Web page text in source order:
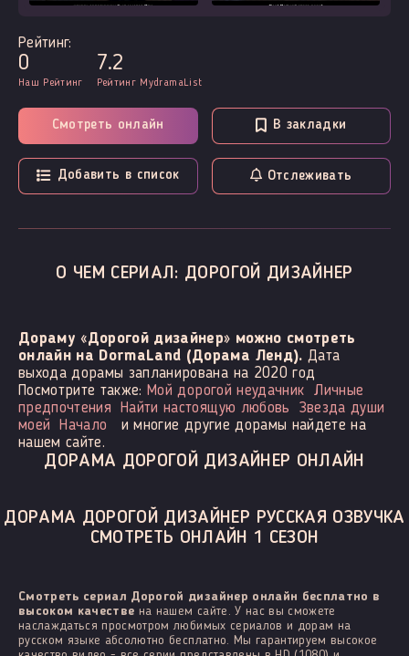
Рейтинг:
0
Наш Рейтинг
7.2
Рейтинг MydramaList
Смотреть онлайн В закладки
Добавить в список Отслеживать
О ЧЕМ СЕРИАЛ: ДОРОГОЙ ДИЗАЙНЕР
Дораму «Дорогой дизайнер» можно смотреть
онлайн на DormaLand (Дорама Ленд). Дата
выхода дорамы запланирована на 2020 год
Посмотрите также: Мой дорогой неудачник
Личные
предпочтения
Найти настоящую любовь
Звезда души
моей
Начало
и многие другие дорамы найдете на
нашем сайте.
ДОРАМА ДОРОГОЙ ДИЗАЙНЕР ОНЛАЙН
ДОРАМА ДОРОГОЙ ДИЗАЙНЕР РУССКАЯ ОЗВУЧКА
СМОТРЕТЬ ОНЛАЙН 1 СЕЗОН
Смотреть сериал Дорогой дизайнер онлайн бесплатно в
высоком качестве на нашем сайте. У нас вы сможете
наслаждаться просмотром любимых сериалов и дорам на
русском языке абсолютно бесплатно. Мы гарантируем высокое